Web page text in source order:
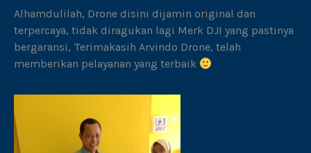
Alhamdulilah, Drone disini dijamin original dan
terpercaya, tidak diragukan lagi Merk DJI yang pastinya
bergaransi, Terimakasih Arvindo Drone, telah
memberikan pelayanan yang terbaik